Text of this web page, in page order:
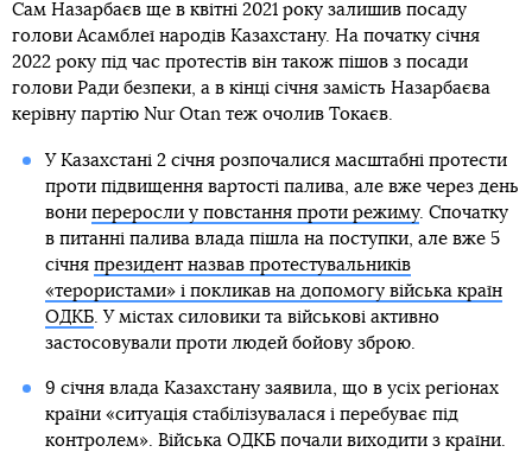
Сам Назарбаєв ще в квітні 2021 року залишив посаду
голови Асамблеї народів Казахстану. На початку січня
2022 року під час протестів він також пішов з посади
голови Ради безпеки, а в кінці січня замість Назарбаєва
керівну партію Nur Otan теж очолив Токаєв.
У Казахстані 2 січня розпочалися масштабні протести
проти підвищення вартості палива, але вже через день
вони переросли у повстання проти режиму. Спочатку
в питанні палива влада пішла на поступки, але вже 5
січня президент назвав протестувальників
«терористами» і покликав на допомогу війська країн
ОДКБ. У містах силовики та військові активно
застосовували проти людей бойову зброю.
9 січня влада Казахстану заявила, що в усіх регіонах
країни «ситуація стабілізувалася і перебуває під
контролем». Війська ОДКБ почали виходити з країни.